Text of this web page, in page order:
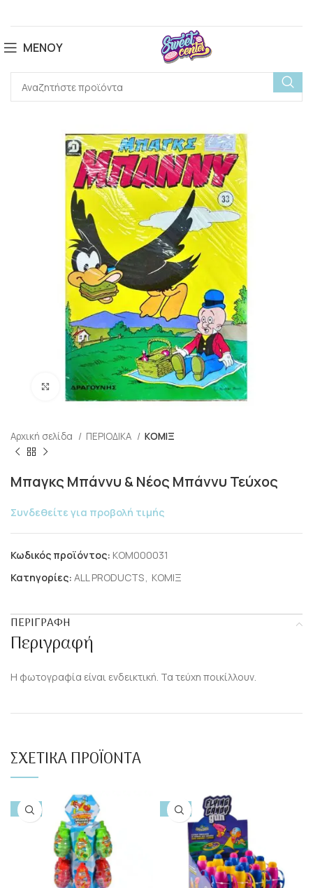
ΜΕΝΟΎ
Click to enlarge
Αρχική σελίδα ΠΕΡΙΟΔΙΚΑ ΚΟΜΙΞ
Μπαγκς Μπάννυ & Νέος Μπάννυ Τεύχος
Συνδεθείτε για προβολή τιμής
Κωδικός προϊόντος: KOM000031
Κατηγορίες: ALL PRODUCTS, ΚΟΜΙΞ
ΠΕΡΙΓΡΑΦΉ
Περιγραφή
Η φωτογραφία είναι ενδεικτική. Τα τεύχη ποικίλλουν.
ΣΧΕΤΙΚΆ ΠΡΟΪΌΝΤΑ
-10% -10%